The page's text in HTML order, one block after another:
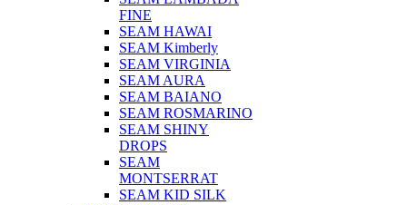
FINE
SEAM HAWAI
SEAM Kimberly
SEAM VIRGINIA
SEAM AURA
SEAM BAIANO
SEAM ROSMARINO
SEAM SHINY
DROPS
SEAM
MONTSERRAT
SEAM KID SILK